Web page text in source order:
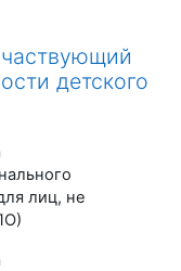
детского
лиц, не